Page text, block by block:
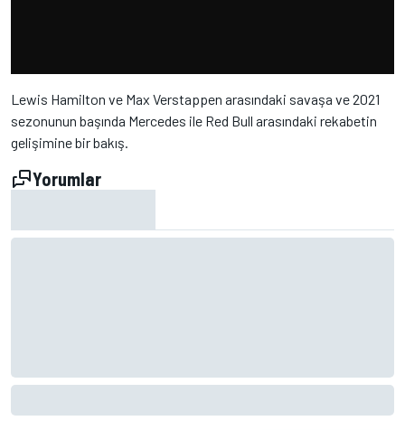
Lewis Hamilton ve Max Verstappen arasındaki savaşa ve 2021
sezonunun başında Mercedes ile Red Bull arasındaki rekabetin
gelişimine bir bakış.
Yorumlar